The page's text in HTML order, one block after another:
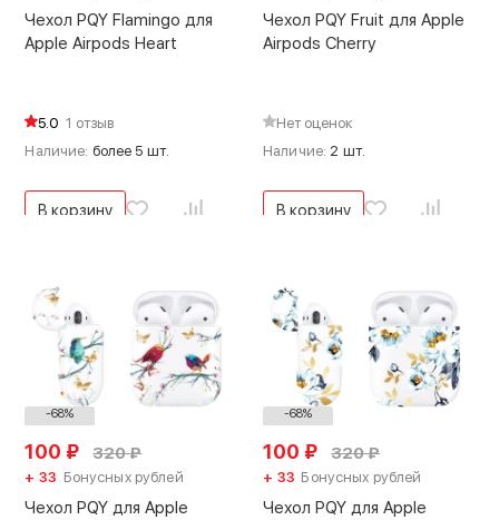
Чехол PQY Flamingo для
Apple Airpods Heart
5.0 1 отзыв
Наличие: более 5 шт.
В корзину
Чехол PQY Fruit для Apple
Airpods Cherry
Нет оценок
Наличие: 2 шт.
В корзину
-68%
100 ₽ 320₽
+ 33 Бонусных рублей
Чехол PQY для Apple
-68%
100 ₽ 320₽
+ 33 Бонусных рублей
Чехол PQY для Apple